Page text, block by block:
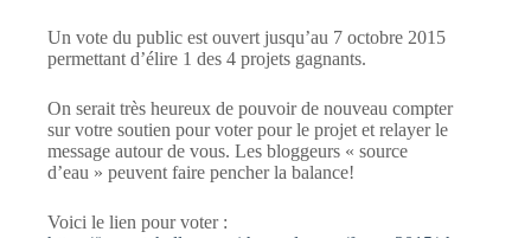
Un vote du public est ouvert jusqu’au 7 octobre 2015
permettant d’élire 1 des 4 projets gagnants.
On serait très heureux de pouvoir de nouveau compter
sur votre soutien pour voter pour le projet et relayer le
message autour de vous. Les bloggeurs « source
d’eau » peuvent faire pencher la balance!
Voici le lien pour voter :